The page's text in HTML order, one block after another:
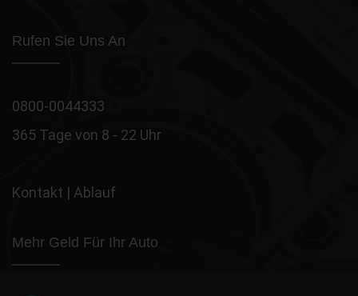
Rufen Sie Uns An
0800-0044333
365 Tage von 8 - 22 Uhr
Kontakt | Ablauf
Mehr Geld Für Ihr Auto